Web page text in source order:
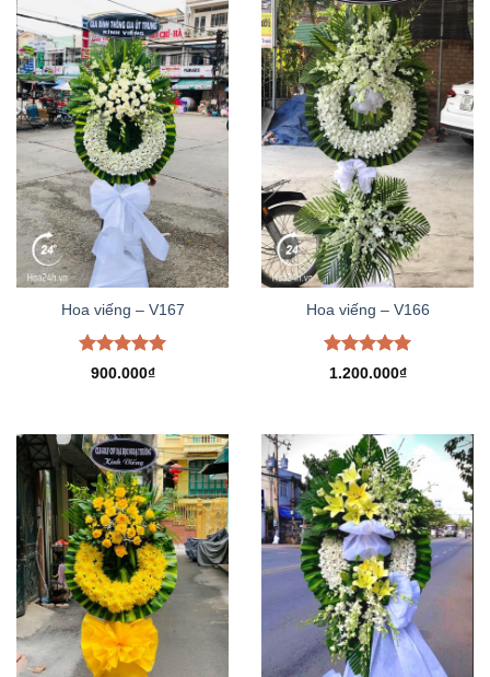
Hoa viếng – V167
Được xếp
900.000₫
Hoa viếng – V166
Được xếp
1.200.000₫